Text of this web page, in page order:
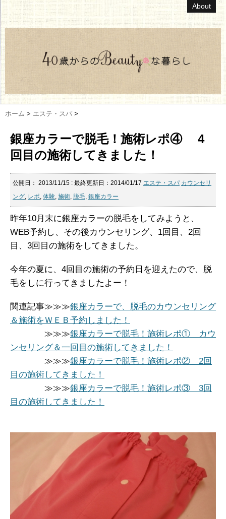
About
ホーム > エステ・スパ >
銀座カラーで脱毛！施術レポ④ 4
回目の施術してきました！
公開日： 2013/11/15 : 最終更新日：2014/01/17 エステ・スパ カウンセリ
ング, レポ, 体験, 施術, 脱毛, 銀座カラー
昨年10月末に銀座カラーの脱毛をしてみようと、
WEB予約し、その後カウンセリング、1回目、2回
目、3回目の施術をしてきました。
今年の夏に、4回目の施術の予約日を迎えたので、脱
毛をしに行ってきましたよー！
関連記事≫≫≫銀座カラーで、脱毛のカウンセリング
＆施術をＷＥＢ予約しました！
≫≫≫銀座カラーで脱毛！施術レポ① カウ
ンセリング＆一回目の施術してきました！
≫≫≫銀座カラーで脱毛！施術レポ② 2回
目の施術してきました！
≫≫≫銀座カラーで脱毛！施術レポ③ 3回
目の施術してきました！